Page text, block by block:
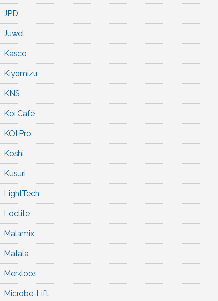
JPD
Juwel
Kasco
Kiyomizu
KNS
Koi Café
KOI Pro
Koshi
Kusuri
LightTech
Loctite
Malamix
Matala
Merkloos
Microbe-Lift